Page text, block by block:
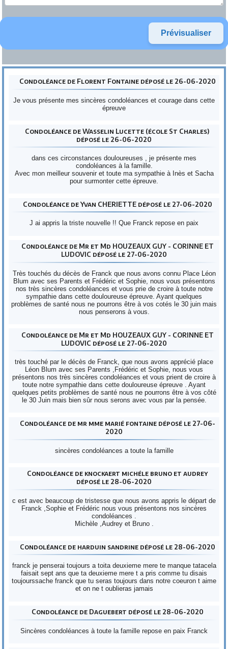
Condoléance de Florent Fontaine déposé le 26-06-2020
Je vous présente mes sincères condoléances et courage dans cette
épreuve
Condoléance de Wasselin Lucette (école St Charles)
déposé le 26-06-2020
dans ces circonstances douloureuses , je présente mes
condoléances à la famille.
Avec mon meilleur souvenir et toute ma sympathie à Inès et Sacha
pour surmonter cette épreuve.
Condoléance de Yvan CHERIETTE déposé le 27-06-2020
J ai appris la triste nouvelle !! Que Franck repose en paix
Condoléance de Mr et Md HOUZEAUX GUY - CORINNE ET
LUDOVIC déposé le 27-06-2020
Très touchés du décès de Franck que nous avons connu Place Léon
Blum avec ses Parents et Frédéric et Sophie, nous vous présentons
nos très sincères condoléances et vous prie de croire à toute notre
sympathie dans cette douloureuse épreuve. Ayant quelques
problèmes de santé nous ne pourrons être à vos cotés le 30 juin mais
nous penserons à vous.
Condoléance de Mr et Md HOUZEAUX GUY - CORINNE ET
LUDOVIC déposé le 27-06-2020
très touché par le décès de Franck, que nous avons apprécié place
Léon Blum avec ses Parents ,Frédéric et Sophie, nous vous
présentons nos très sincères condoléances et vous prient de croire à
toute notre sympathie dans cette douloureuse épreuve . Ayant
quelques petits problèmes de santé nous ne pourrons être à vos côté
le 30 Juin mais bien sûr nous serons avec vous par la pensée.
Condoléance de mr mme marié fontaine déposé le 27-06-
2020
sincères condoléances a toute la famille
Condoléance de knockaert michéle bruno et audrey
déposé le 28-06-2020
c est avec beaucoup de tristesse que nous avons appris le départ de
Franck ,Sophie et Frédéric nous vous présentons nos sincères
condoléances .
Michèle ,Audrey et Bruno .
Condoléance de harduin sandrine déposé le 28-06-2020
franck je penserai toujours a toita deuxieme mere te manque tatacela
faisait sept ans que ta deuxieme mere t a pris comme tu disais
toujourssache franck que tu seras toujours dans notre coeuron t aime
et on ne t oublieras jamais
Condoléance de Daguebert déposé le 28-06-2020
Sincères condoléances à toute la famille repose en paix Franck